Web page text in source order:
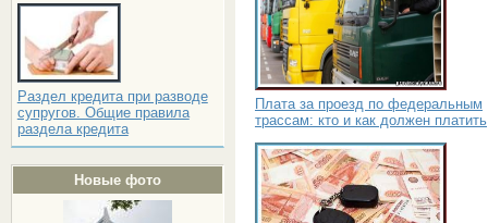
Раздел кредита при разводе
супругов. Общие правила
раздела кредита
Новые фото
Плата за проезд по федеральным
трассам: кто и как должен платить